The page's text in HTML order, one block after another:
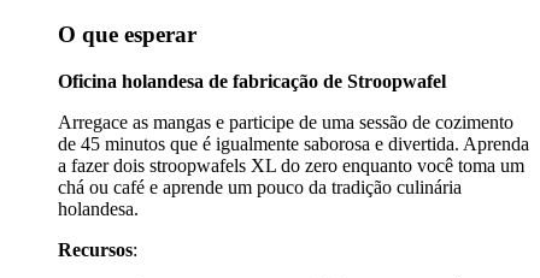
O que esperar
Oficina holandesa de fabricação de Stroopwafel
Arregace as mangas e participe de uma sessão de cozimento
de 45 minutos que é igualmente saborosa e divertida. Aprenda
a fazer dois stroopwafels XL do zero enquanto você toma um
chá ou café e aprende um pouco da tradição culinária
holandesa.
Recursos: